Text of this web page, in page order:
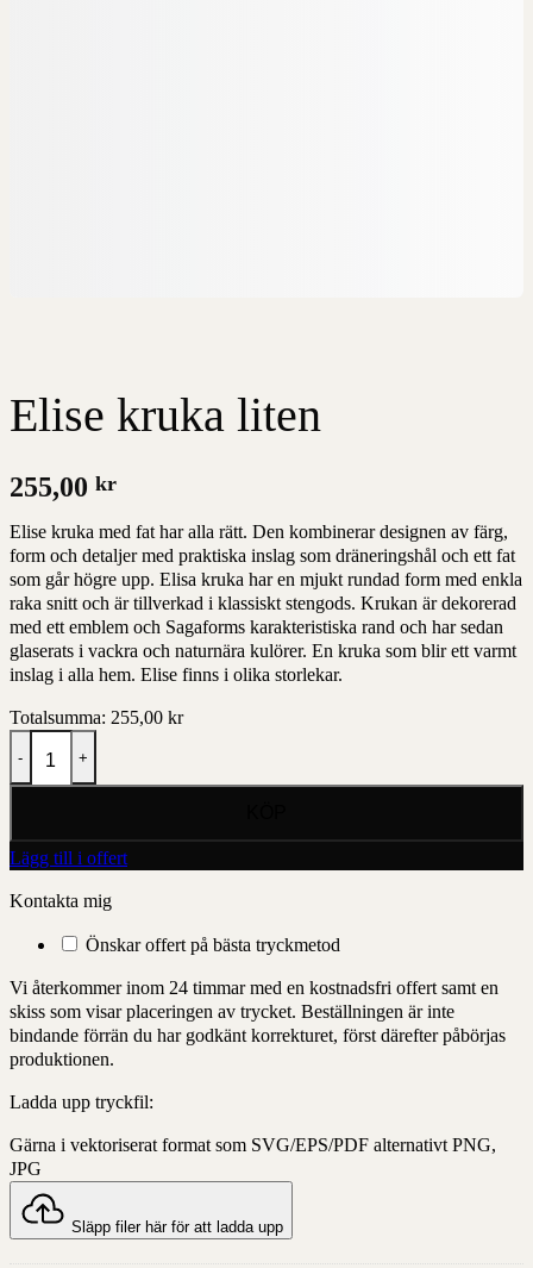
Elise kruka liten
255,00 kr
Elise kruka med fat har alla rätt. Den kombinerar designen av färg,
form och detaljer med praktiska inslag som dräneringshål och ett fat
som går högre upp. Elisa kruka har en mjukt rundad form med enkla
raka snitt och är tillverkad i klassiskt stengods. Krukan är dekorerad
med ett emblem och Sagaforms karakteristiska rand och har sedan
glaserats i vackra och naturnära kulörer. En kruka som blir ett varmt
inslag i alla hem. Elise finns i olika storlekar.
Kontakta mig
Önskar offert på bästa tryckmetod
Vi återkommer inom 24 timmar med en kostnadsfri offert samt en
skiss som visar placeringen av trycket. Beställningen är inte
bindande förrän du har godkänt korrekturet, först därefter påbörjas
produktionen.
Ladda upp tryckfil:
Gärna i vektoriserat format som SVG/EPS/PDF alternativt PNG,
JPG
Släpp filer här för att ladda upp
Totalsumma: 255,00 kr
Lägg till i offert